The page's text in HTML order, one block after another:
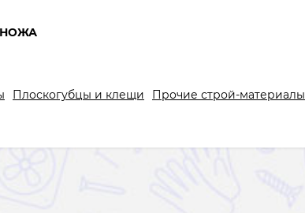
НОЖА
Плоскогубцы и клещи Прочие строй-материалы